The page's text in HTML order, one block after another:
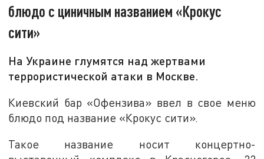
блюдо с циничным названием «Крокус
сити»
На Украине глумятся над жертвами
террористической атаки в Москве.
Киевский бар «Офензива» ввел в свое меню
блюдо под название «Крокус сити».
Такое название носит концертно-